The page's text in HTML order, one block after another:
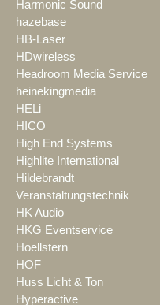
Harmonic Sound
hazebase
HB-Laser
HDwireless
Headroom Media Service
heinekingmedia
HELi
HICO
High End Systems
Highlite International
Hildebrandt
Veranstaltungstechnik
HK Audio
HKG Eventservice
Hoellstern
HOF
Huss Licht & Ton
Hyperactive